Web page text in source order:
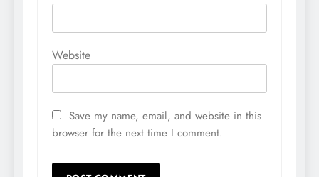
Website
Save my name, email, and website in this
browser for the next time I comment.